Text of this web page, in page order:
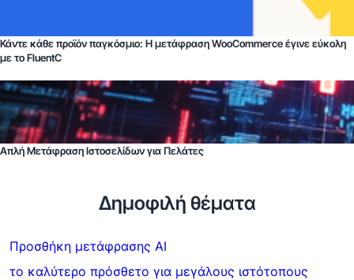
Κάντε κάθε προϊόν παγκόσμιο: Η μετάφραση WooCommerce έγινε εύκολη
με το FluentC
Απλή Μετάφραση Ιστοσελίδων για Πελάτες
Δημοφιλή θέματα
Προσθήκη μετάφρασης AI
το καλύτερο πρόσθετο για μεγάλους ιστότοπους